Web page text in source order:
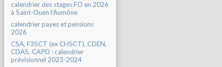
calendrier des stages FO en 2026
à Saint-Ouen l'Aumône
calendrier payes et pensions
2026
CSA, F3SCT (ex CHSCT), CDEN,
CDAS, CAPD : calendrier
prévisionnel 2023-2024